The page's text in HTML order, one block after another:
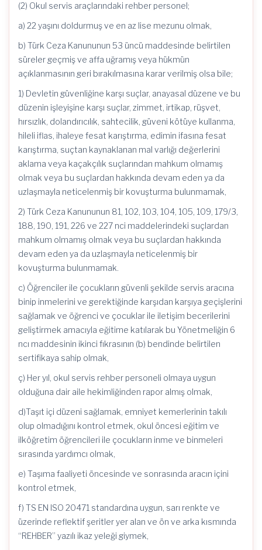
(2) Okul servis araçlarındaki rehber personel;
a) 22 yaşını doldurmuş ve en az lise mezunu olmak,
b) Türk Ceza Kanununun 53 üncü maddesinde belirtilen
süreler geçmiş ve affa uğramış veya hükmün
açıklanmasının geri bırakılmasına karar verilmiş olsa bile;
1) Devletin güvenliğine karşı suçlar, anayasal düzene ve bu
düzenin işleyişine karşı suçlar, zimmet, irtikap, rüşvet,
hırsızlık, dolandırıcılık, sahtecilik, güveni kötüye kullanma,
hileli iflas, ihaleye fesat karıştırma, edimin ifasına fesat
karıştırma, suçtan kaynaklanan mal varlığı değerlerini
aklama veya kaçakçılık suçlarından mahkum olmamış
olmak veya bu suçlardan hakkında devam eden ya da
uzlaşmayla neticelenmiş bir kovuşturma bulunmamak,
2) Türk Ceza Kanununun 81, 102, 103, 104, 105, 109, 179/3,
188, 190, 191, 226 ve 227 nci maddelerindeki suçlardan
mahkum olmamış olmak veya bu suçlardan hakkında
devam eden ya da uzlaşmayla neticelenmiş bir
kovuşturma bulunmamak.
c) Öğrenciler ile çocukların güvenli şekilde servis aracına
binip inmelerini ve gerektiğinde karşıdan karşıya geçişlerini
sağlamak ve öğrenci ve çocuklar ile iletişim becerilerini
geliştirmek amacıyla eğitime katılarak bu Yönetmeliğin 6
ncı maddesinin ikinci fıkrasının (b) bendinde belirtilen
sertifikaya sahip olmak,
ç) Her yıl, okul servis rehber personeli olmaya uygun
olduğuna dair aile hekimliğinden rapor almış olmak,
d)Taşıt içi düzeni sağlamak, emniyet kemerlerinin takılı
olup olmadığını kontrol etmek, okul öncesi eğitim ve
ilköğretim öğrencileri ile çocukların inme ve binmeleri
sırasında yardımcı olmak,
e) Taşıma faaliyeti öncesinde ve sonrasında aracın içini
kontrol etmek,
f) TS EN ISO 20471 standardına uygun, sarı renkte ve
üzerinde reflektif şeritler yer alan ve ön ve arka kısmında
“REHBER” yazılı ikaz yeleği giymek,